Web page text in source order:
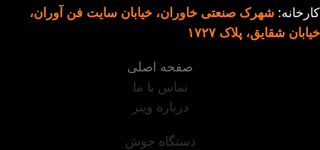
کارخانه: شهرک صنعتی خاوران، خیابان سایت فن آوران،
خیابان شقایق، پلاک ۱۷۲۷
صفحه اصلی
تماس با ما
درباره وینر
دستگاه جوش